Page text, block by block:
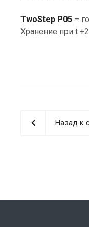
TwoStep P05 –
Хранение при t
Назад к